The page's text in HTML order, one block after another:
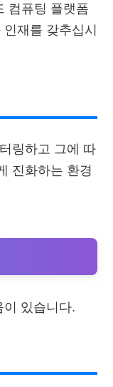
컴퓨팅 플랫폼
재를 갖추십시
링하고 그에 따
진화하는 환경
있습니다.